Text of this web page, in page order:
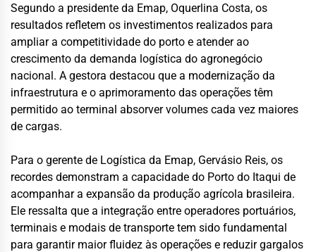
Segundo a presidente da Emap, Oquerlina Costa, os
resultados refletem os investimentos realizados para
ampliar a competitividade do porto e atender ao
crescimento da demanda logística do agronegócio
nacional. A gestora destacou que a modernização da
infraestrutura e o aprimoramento das operações têm
permitido ao terminal absorver volumes cada vez maiores
de cargas.
Para o gerente de Logística da Emap, Gervásio Reis, os
recordes demonstram a capacidade do Porto do Itaqui de
acompanhar a expansão da produção agrícola brasileira.
Ele ressalta que a integração entre operadores portuários,
terminais e modais de transporte tem sido fundamental
para garantir maior fluidez às operações e reduzir gargalos